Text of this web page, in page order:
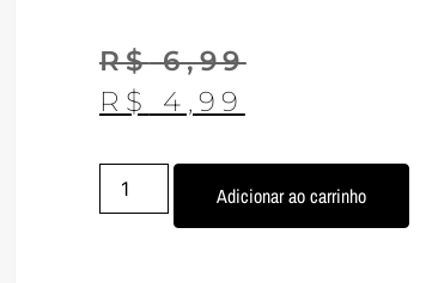
R$6,99
R$
4,99
Adicionar ao carrinho